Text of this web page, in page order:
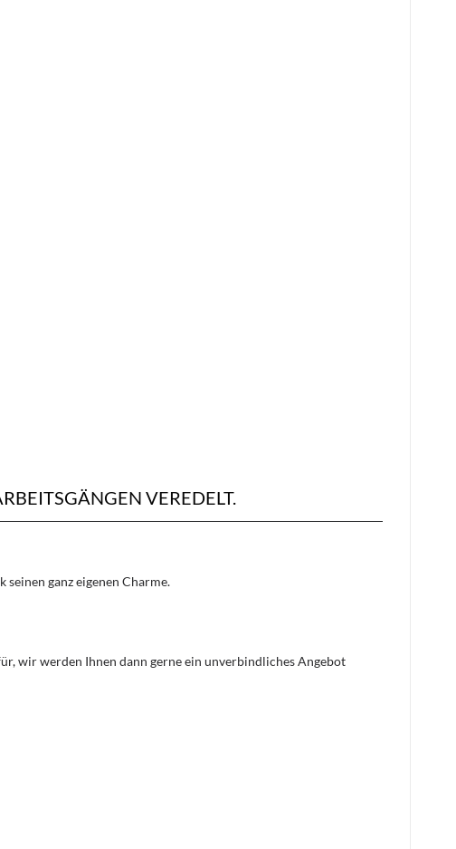
VEREDELT.
ganz eigenen Charme.
wir werden Ihnen dann gerne ein unverbindliches Angebot